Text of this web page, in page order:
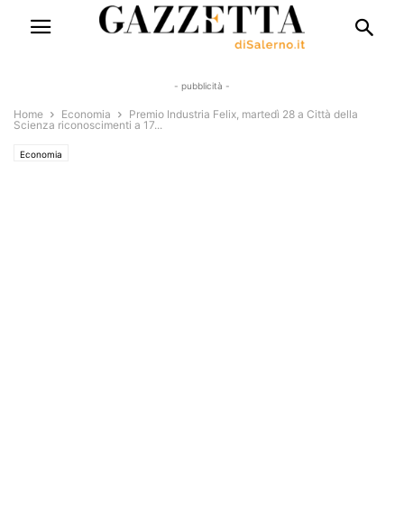
- pubblicità -
Home Economia
Premio Industria Felix, martedì 28 a Città della
Scienza riconoscimenti a 17...
Economia